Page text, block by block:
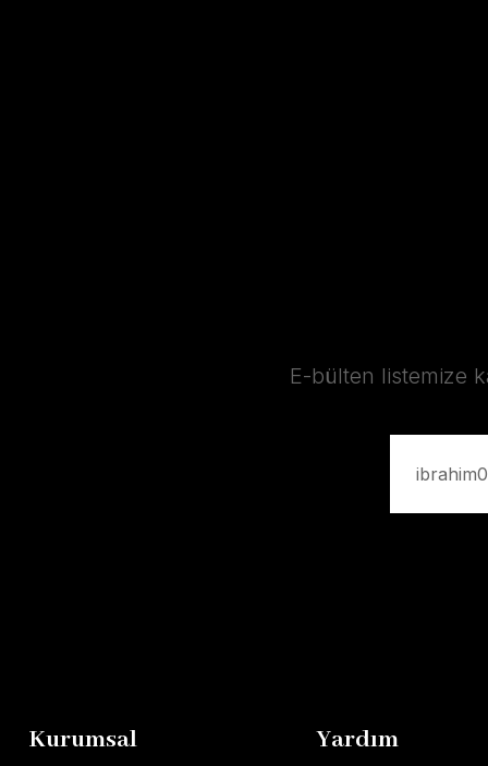
E-bülten listemize
Kurumsal Yardım